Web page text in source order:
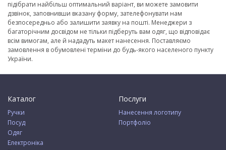
підібрати найбільш оптимальний варіант, ви можете замовити
дзвінок, заповнивши вказану форму, зателефонувати нам
безпосередньо або залишити заявку на пошті. Менеджери з
багаторічним досвідом не тільки підберуть вам одяг, що відповідає
всім вимогам, але й нададуть макет нанесення. Поставляємо
замовлення в обумовлені терміни до будь-якого населеного пункту
України.
Каталог
Ручки
Посуд
Одяг
Електроніка
Послуги
Нанесення логотипу
Портфоліо